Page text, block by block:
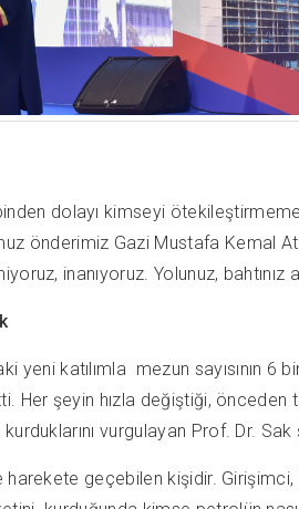
dolayı kimseyi
önderimiz Gazi Mustafa Kemal
inanıyoruz. Yolunuz, bahtınız
yeni katılımla mezun sayısının
Her şeyin hızla değiştiği,
vurgulayan Prof. Dr.
geçebilen kişidir.